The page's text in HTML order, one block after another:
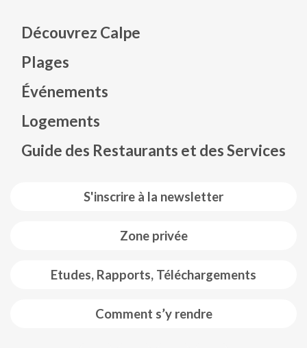
S'inscrire à la newsletter
Zone privée
Etudes, Rapports, Téléchargements
Comment s’y rendre
Découvrez Calpe
Plages
Événements
Logements
Guide des Restaurants et des Services